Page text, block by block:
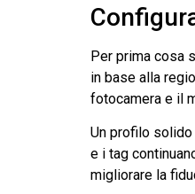
Per prima cosa
in base alla
fotocamera e il
Un profilo solido
e i tag
migliorare la